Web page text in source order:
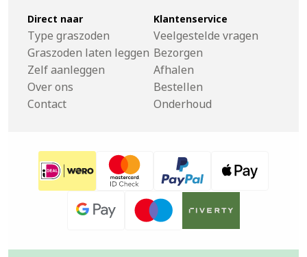
Direct naar
Type graszoden
Graszoden laten leggen
Zelf aanleggen
Over ons
Contact
Klantenservice
Veelgestelde vragen
Bezorgen
Afhalen
Bestellen
Onderhoud